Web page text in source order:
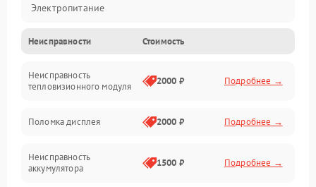
Электропитание
Измерения
Матрица
Неисправности Стоимость
Неисправность
тепловизионного модуля
2000 ₽ Подробнее →
Поломка дисплея 2000 ₽ Подробнее →
Неисправность
аккумулятора
1500 ₽ Подробнее →